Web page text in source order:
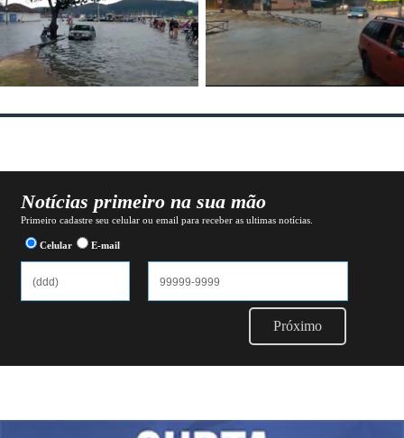
Notícias primeiro na sua mão
Primeiro cadastre seu celular ou email para receber as ultimas notícias.
Celular E-mail
Próximo